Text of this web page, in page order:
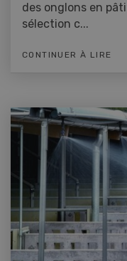
des onglons en
sélection c...
CONTINUER À LIRE